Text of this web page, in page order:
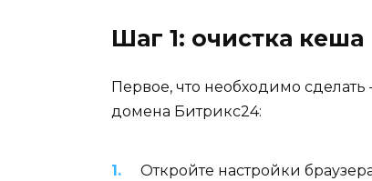
Шаг 1: очистка
Первое, что необходимо
домена Битрикс24:
Откройте настройки